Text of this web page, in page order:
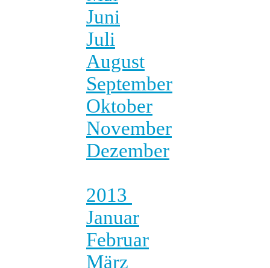
Juni
Juli
August
September
Oktober
November
Dezember
2013
Januar
Februar
März